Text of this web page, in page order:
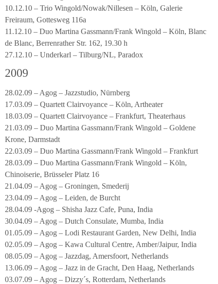
10.12.10 – Trio Wingold/Nowak/Nillesen – Köln, Galerie
Freiraum, Gottesweg 116a
11.12.10 – Duo Martina Gassmann/Frank Wingold – Köln, Blanc
de Blanc, Berrenrather Str. 162, 19.30 h
27.12.10 – Underkarl – Tilburg/NL, Paradox
2009
28.02.09 – Agog – Jazzstudio, Nürnberg
17.03.09 – Quartett Clairvoyance – Köln, Artheater
18.03.09 – Quartett Clairvoyance – Frankfurt, Theaterhaus
21.03.09 – Duo Martina Gassmann/Frank Wingold – Goldene
Krone, Darmstadt
22.03.09 – Duo Martina Gassmann/Frank Wingold – Frankfurt
28.03.09 – Duo Martina Gassmann/Frank Wingold – Köln,
Chinoiserie, Brüsseler Platz 16
21.04.09 – Agog – Groningen, Smederij
23.04.09 – Agog – Leiden, de Burcht
28.04.09 -Agog – Shisha Jazz Cafe, Puna, India
30.04.09 – Agog – Dutch Consulate, Mumba, India
01.05.09 – Agog – Lodi Restaurant Garden, New Delhi, India
02.05.09 – Agog – Kawa Cultural Centre, Amber/Jaipur, India
08.05.09 – Agog – Jazzdag, Amersfoort, Netherlands
13.06.09 – Agog – Jazz in de Gracht, Den Haag, Netherlands
03.07.09 – Agog – Dizzy´s, Rotterdam, Netherlands